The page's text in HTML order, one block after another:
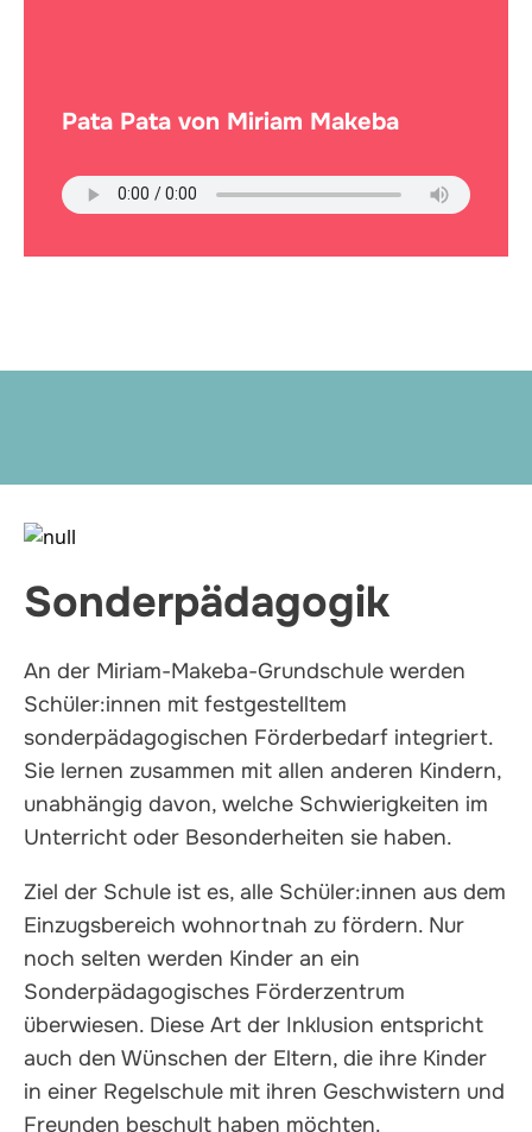
Pata Pata von Miriam Makeba
Sonderpädagogik
An der Miriam-Makeba-Grundschule werden
Schüler:innen mit festgestelltem
sonderpädagogischen Förderbedarf integriert.
Sie lernen zusammen mit allen anderen Kindern,
unabhängig davon, welche Schwierigkeiten im
Unterricht oder Besonderheiten sie haben.
Ziel der Schule ist es, alle Schüler:innen aus dem
Einzugsbereich wohnortnah zu fördern. Nur
noch selten werden Kinder an ein
Sonderpädagogisches Förderzentrum
überwiesen. Diese Art der Inklusion entspricht
auch den Wünschen der Eltern, die ihre Kinder
in einer Regelschule mit ihren Geschwistern und
Freunden beschult haben möchten.